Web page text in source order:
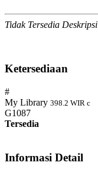
Tidak Tersedia Deskripsi
Ketersediaan
#
My Library 398.2 WIR c
G1087
Tersedia
Informasi Detail